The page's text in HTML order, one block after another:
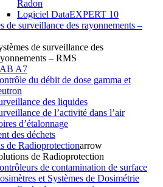
Radon
Logiciel DataEXPERT 10
de surveillance des rayonnements –
de surveillance des
– RMS
A7
du débit de dose gamma et
des liquides
de l’activité dans l’air
d’étalonnage
des déchets
de Radioprotectionarrow
de Radioprotection
de contamination de surface
et Systèmes de Dosimétrie